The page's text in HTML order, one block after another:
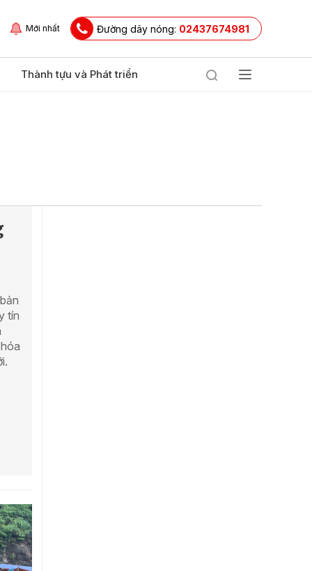
Mới nhất Đường dây nóng: 02437674981
Thành tựu và Phát triển
tín